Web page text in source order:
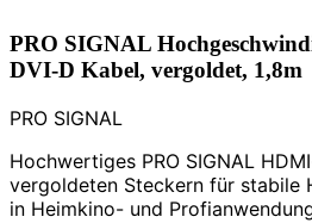
PRO SIGNAL
DVI-D Kabel, vergoldet, 1,8m
PRO SIGNAL
Hochwertiges PRO SIGNAL
vergoldeten Steckern für stabile
in Heimkino- und